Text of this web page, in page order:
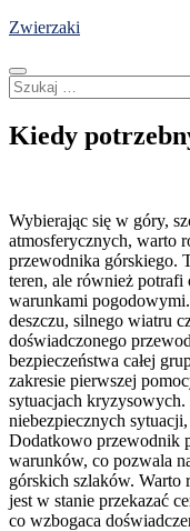
Skip
content
Zwierzaki
Szukaj:
Kiedy
Wybierając się w góry,
atmosferycznych, warto
przewodnika górskiego.
teren, ale również
warunkami
deszczu, silnego wiatru
doświadczonego
bezpieczeństwa całej
zakresie pierwszej
sytuacjach
niebezpiecznych
Dodatkowo przewodnik
warunków, co pozwala
górskich szlaków. Warto
jest w stanie przekazać
co wzbogaca